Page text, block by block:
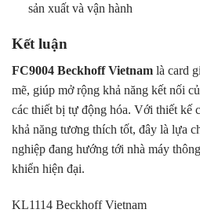
sản xuất và vận hành
Kết luận
FC9004 Beckhoff Vietnam là card
mẽ, giúp mở rộng khả năng kết nối
các thiết bị tự động hóa. Với thiết kế
khả năng tương thích tốt, đây là lựa
nghiệp đang hướng tới nhà máy
khiển hiện đại.
KL1114 Beckhoff Vietnam